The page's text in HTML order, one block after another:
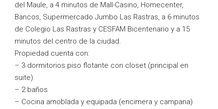
del Maule, a 4 minutos de Mall-Casino, Homecenter,
Bancos, Supermercado Jumbo Las Rastras, a 6 minutos
de Colegio Las Rastras y CESFAM Bicentenario y a 15
minutos del centro de la ciudad.
Propiedad cuenta con:
– 3 dormitorios piso flotante con closet (principal en
suite)
– 2 baños
– Cocina amoblada y equipada (encimera y campana)